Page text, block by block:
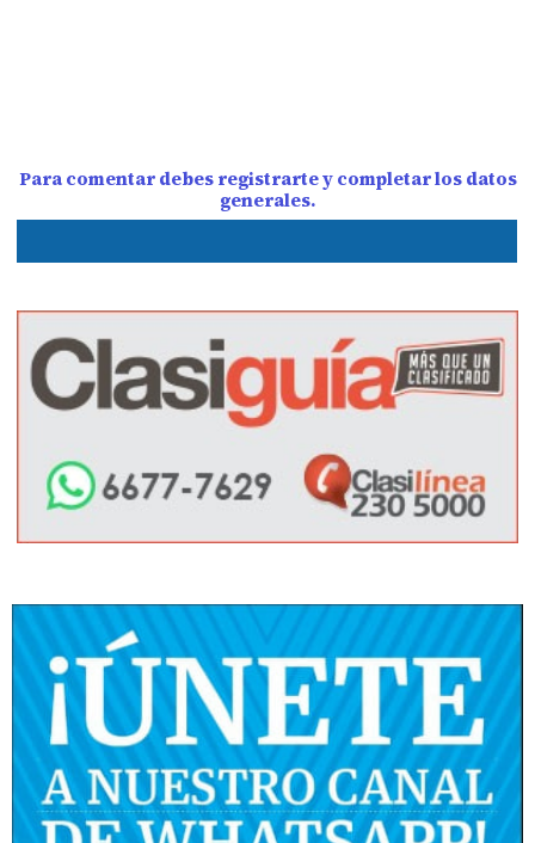
Para comentar debes registrarte y completar los datos
generales.